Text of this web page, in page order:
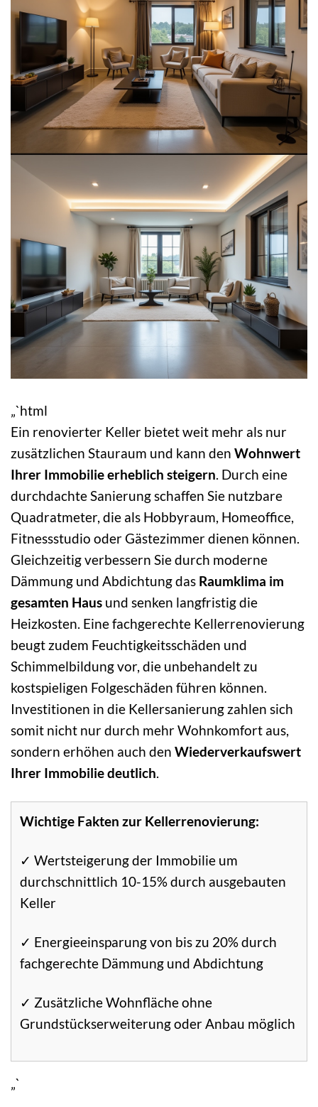
„`html
Ein renovierter Keller bietet weit mehr als nur
zusätzlichen Stauraum und kann den Wohnwert
Ihrer Immobilie erheblich steigern. Durch eine
durchdachte Sanierung schaffen Sie nutzbare
Quadratmeter, die als Hobbyraum, Homeoffice,
Fitnessstudio oder Gästezimmer dienen können.
Gleichzeitig verbessern Sie durch moderne
Dämmung und Abdichtung das Raumklima im
gesamten Haus und senken langfristig die
Heizkosten. Eine fachgerechte Kellerrenovierung
beugt zudem Feuchtigkeitsschäden und
Schimmelbildung vor, die unbehandelt zu
kostspieligen Folgeschäden führen können.
Investitionen in die Kellersanierung zahlen sich
somit nicht nur durch mehr Wohnkomfort aus,
sondern erhöhen auch den Wiederverkaufswert
Ihrer Immobilie deutlich.
Wichtige Fakten zur Kellerrenovierung:
✓ Wertsteigerung der Immobilie um
durchschnittlich 10-15% durch ausgebauten
Keller
✓ Energieeinsparung von bis zu 20% durch
fachgerechte Dämmung und Abdichtung
✓ Zusätzliche Wohnfläche ohne
Grundstückserweiterung oder Anbau möglich
„`